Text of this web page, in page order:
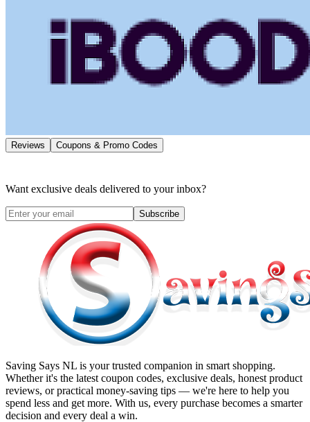
Reviews Coupons & Promo Codes
Want exclusive deals delivered to your inbox?
Subscribe
Saving Says NL is your trusted companion in smart shopping.
Whether it's the latest coupon codes, exclusive deals, honest product
reviews, or practical money-saving tips — we're here to help you
spend less and get more. With us, every purchase becomes a smarter
decision and every deal a win.